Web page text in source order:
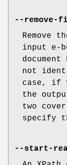
--remove-
Remove
input e-
not
case, if
the
two
specify
--start-